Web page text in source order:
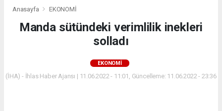
Anasayfa EKONOMİ
Manda sütündeki verimlilik inekleri
solladı
EKONOMİ
(İHA) - İhlas Haber Ajansı | 11.06.2022 - 11:01, Güncelleme: 11.06.2022 - 23:36